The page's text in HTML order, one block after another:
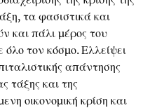
τα φασιστικά και
και πάλι μέρος του
όλο τον κόσμο. Ελλείψει
απάντησης
τάξης και της
οικονομική κρίση και